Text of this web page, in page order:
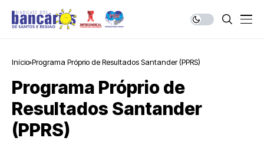
Início Programa Próprio de Resultados Santander (PPRS)
Programa Próprio de
Resultados Santander
(PPRS)